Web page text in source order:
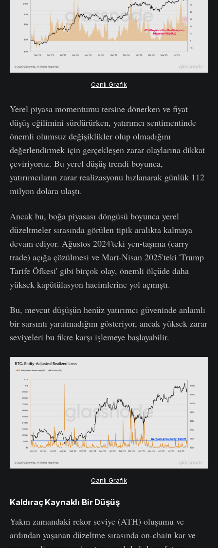
Canlı Grafik
Yerel piyasa momentumu tersine dönerken ve fiyat
düşüş eğilimini sürdürürken, yatırımcı sentimentinde
önemli olumsuz değişiklikler olup olmadığını
değerlendirmek için gerçekleşen zarar olaylarına dikkat
çeviriyoruz. Bu yerel düşüş trendi boyunca,
yatırımcıların zarar realizasyonu hızlanarak günlük 112
milyon dolara ulaştı.
Ancak bu, boğa piyasası döngüsü boyunca yerel
düzeltmeler sırasında görülen tipik aralıkta kalmaya
devam ediyor. Ağustos 2024'teki yen-taşıma (carry
trade) açığa çözülmesi ve Mart-Nisan 2025'teki 'Trump
Tarife Öfkesi' gibi birçok olay, önemli ölçüde daha
yüksek kapütülasyon hacimlerine yol açmıştı.
Bu, mevcut düşüşün henüz yatırımcı güveninde anlamlı
bir sarsıntı yaratmadığını gösteriyor, ancak yüksek zarar
seviyeleri bu fikre karşı işlemeye başlayabilir.
Canlı Grafik
Kaldıraç Kaynaklı Bir Düşüş
Yakın zamandaki rekor seviye (ATH) oluşumu ve
ardından yaşanan düzeltme sırasında on-chain kar ve